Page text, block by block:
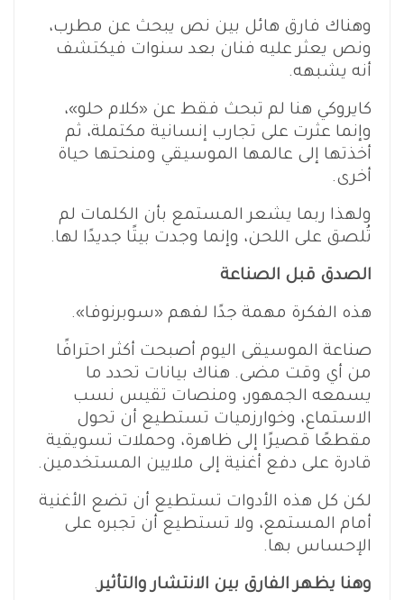
وهناك فارق هائل بين نص يبحث عن مطرب،
ونص يعثر عليه فنان بعد سنوات فيكتشف
أنه يشبهه.
كايروكي هنا لم تبحث فقط عن «كلام حلو»،
وإنما عثرت على تجارب إنسانية مكتملة، ثم
أخذتها إلى عالمها الموسيقي ومنحتها حياة
أخرى.
ولهذا ربما يشعر المستمع بأن الكلمات لم
تُلصق على اللحن، وإنما وجدت بيتًا جديدًا لها.
الصدق قبل الصناعة
هذه الفكرة مهمة جدًا لفهم «سوبرنوفا».
صناعة الموسيقى اليوم أصبحت أكثر احترافًا
من أي وقت مضى. هناك بيانات تحدد ما
يسمعه الجمهور، ومنصات تقيس نسب
الاستماع، وخوارزميات تستطيع أن تحول
مقطعًا قصيرًا إلى ظاهرة، وحملات تسويقية
قادرة على دفع أغنية إلى ملايين المستخدمين.
لكن كل هذه الأدوات تستطيع أن تضع الأغنية
أمام المستمع، ولا تستطيع أن تجبره على
الإحساس بها.
وهنا يظهر الفارق بين الانتشار والتأثير.